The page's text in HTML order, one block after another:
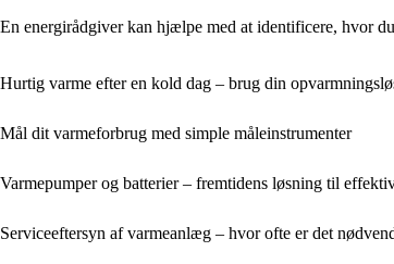
En energirådgiver kan hjælpe med at identificere, hvor
Hurtig varme efter en kold dag – brug din
Mål dit varmeforbrug med simple måleinstrumenter
Varmepumper og batterier – fremtidens løsning til
Serviceeftersyn af varmeanlæg – hvor ofte er det